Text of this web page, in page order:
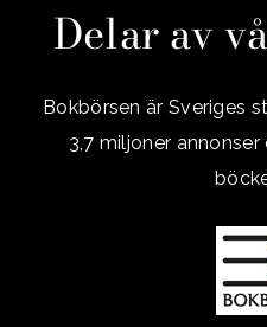
Delar av
Bokbörsen är Sveriges
3,7 miljoner